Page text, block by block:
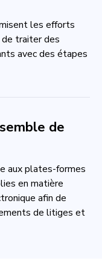
les efforts
traiter des
avec des étapes
de
aux plates-formes
en matière
afin de
de litiges et